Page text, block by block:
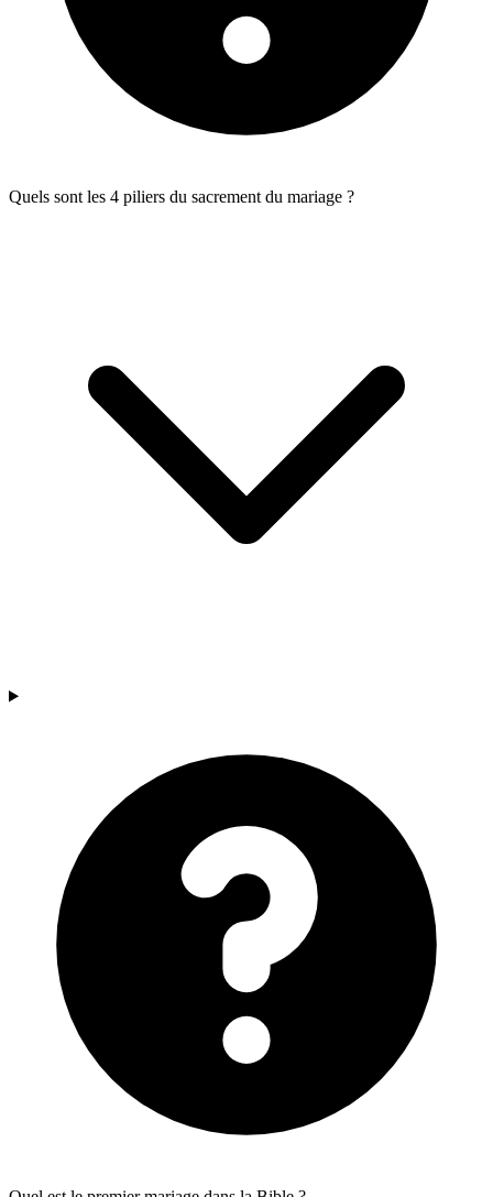
Quels sont les 4 piliers du sacrement du mariage ?